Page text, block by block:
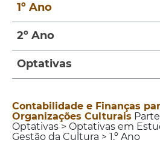
1º Ano
2º Ano
Optativas
Contabilidade e Finanças
Organizações Culturais
Optativas > Optativas em
Gestão da Cultura > 1.º Ano